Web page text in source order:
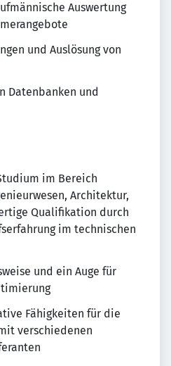
Auswertung
und Auslösung von
Datenbanken und
im Bereich
Architektur,
Qualifikation durch
im technischen
und ein Auge für
Fähigkeiten für die
verschiedenen